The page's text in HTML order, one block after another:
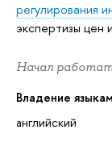
регулирования
экспертизы цен
Начал
Владение
английский